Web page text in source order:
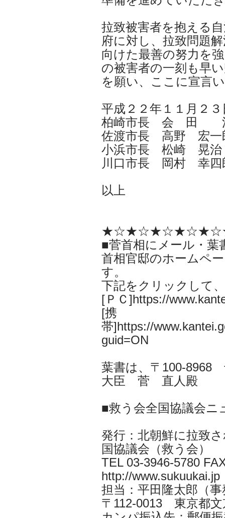
拉致被害者を抱える
府に対し、拉致問題
向けた最善の努力を
の被害者の一刻も早
を願い、ここに宣言
平成２２年１１月２３
柏崎市長 会 田
佐渡市長 高野 宏一
小浜市長 松崎 晃治
川口市長 岡村 幸四
以上
■菅首相にメール・葉
首相官邸のホームペ
す。
下記をクリックして
[ＰＣ]https://
[携
帯]https://
guid=ON
葉書は、〒100-8968
大臣 菅 直人殿
■救う会全国協議会ニ
発行：北朝鮮に拉致
国協議会（救う会）
TEL 03-3946-5780
http://www.sukuukai.jp
担当：平田隆太郎（
〒112-0013 東京都文